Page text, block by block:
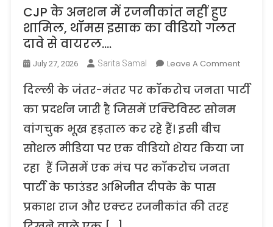
CJP के अनशन में रजनीकांत नहीं हुए
शामिल, थॉमस इसाक का वीडियो गलत
दावे से वायरल….
July 27, 2026 Sarita Samal Leave A CommentOn
के
नहीं
दिल्ली के जंतर-मंतर पर कॉकरोच जनता पार्टी
का प्रदर्शन जारी है जिसमें एक्टिविस्ट सोनम
वांगचुक भूख हड़ताल कर रहे हैं। इसी बीच
सोशल मीडिया पर एक वीडियो शेयर किया जा
रहा हैं जिसमें एक मंच पर कॉकरोच जनता
पार्टी के फाउंडर अभिजीत दीपके के पास
प्रकाश राज और एक्टर रजनीकांत की तरह